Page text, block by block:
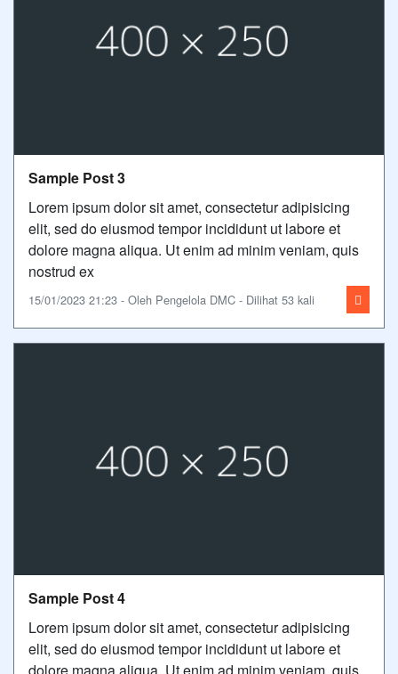
Sample Post 3
Lorem ipsum dolor sit amet, consectetur adipisicing
elit, sed do eiusmod tempor incididunt ut labore et
dolore magna aliqua. Ut enim ad minim veniam, quis
nostrud ex
15/01/2023 21:23 - Oleh Pengelola DMC - Dilihat 53 kali
Sample Post 4
Lorem ipsum dolor sit amet, consectetur adipisicing
elit, sed do eiusmod tempor incididunt ut labore et